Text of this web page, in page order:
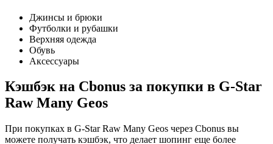
Джинсы и брюки
Футболки и рубашки
Верхняя одежда
Обувь
Аксессуары
Кэшбэк на Cbonus за покупки в G-Star
Raw Many Geos
При покупках в G-Star Raw Many Geos через Cbonus вы
можете получать кэшбэк, что делает шопинг еще более